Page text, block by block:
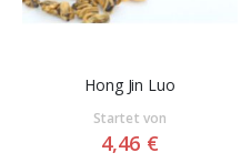
Hong Jin Luo
Startet von
4,46 €